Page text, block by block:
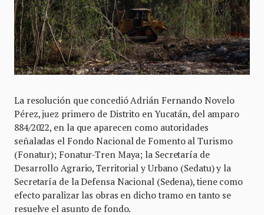
La resolución que concedió Adrián Fernando Novelo
Pérez, juez primero de Distrito en Yucatán, del amparo
884/2022, en la que aparecen como autoridades
señaladas el Fondo Nacional de Fomento al Turismo
(Fonatur); Fonatur-Tren Maya; la Secretaría de
Desarrollo Agrario, Territorial y Urbano (Sedatu) y la
Secretaría de la Defensa Nacional (Sedena), tiene como
efecto paralizar las obras en dicho tramo en tanto se
resuelve el asunto de fondo.